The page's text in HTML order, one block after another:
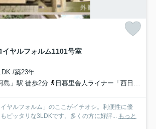
イヤルフォルム1101号室
/築23年
島」駅 徒歩2分
日暮里舎人ライナー「西日暮里」駅 徒歩9分
イヤルフォルム」のここがイチオシ。利便性に優
ピッタリな3LDKです。多くの方に好評... もっと